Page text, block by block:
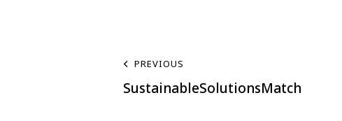
PREVIOUS
SustainableSolutionsMatch